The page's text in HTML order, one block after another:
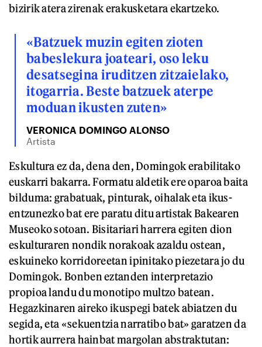
bizirik atera zirenak erakusketara ekartzeko.
«Batzuek muzin egiten zioten
babeslekura joateari, oso leku
desatsegina iruditzen zitzaielako,
itogarria. Beste batzuek aterpe
moduan ikusten zuten»
VERONICA DOMINGO ALONSO
Artista
Eskultura ez da, dena den, Domingok erabilitako
euskarri bakarra. Formatu aldetik ere oparoa baita
bilduma: grabatuak, pinturak, oihalak eta ikus-
entzunezko bat ere paratu ditu artistak Bakearen
Museoko sotoan. Bisitariari harrera egiten dion
eskulturaren nondik norakoak azaldu ostean,
eskuineko korridoreetan ipinitako piezetara jo du
Domingok. Bonben eztanden interpretazio
propioa landu du monotipo multzo batean.
Hegazkinaren aireko ikuspegi batek abiatzen du
segida, eta «sekuentzia narratibo bat» garatzen da
hortik aurrera hainbat margolan abstraktutan: